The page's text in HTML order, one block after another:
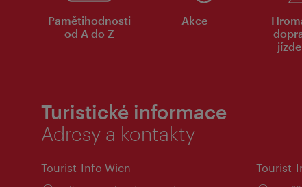
Pamětihodnosti
od A do Z
Akce
Turistické informace
Adresy a kontakty
Tourist-Info Wien
Tourist-